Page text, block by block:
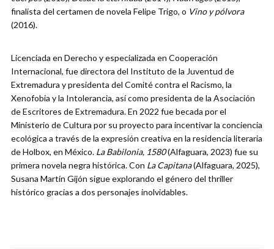
finalista del certamen de novela Felipe Trigo, o Vino y pólvora
(2016).
Licenciada en Derecho y especializada en Cooperación
Internacional, fue directora del Instituto de la Juventud de
Extremadura y presidenta del Comité contra el Racismo, la
Xenofobia y la Intolerancia, así como presidenta de la Asociación
de Escritores de Extremadura. En 2022 fue becada por el
Ministerio de Cultura por su proyecto para incentivar la conciencia
ecológica a través de la expresión creativa en la residencia literaria
de Holbox, en México. La Babilonia, 1580(Alfaguara, 2023) fue su
primera novela negra histórica. Con La Capitana(Alfaguara, 2025),
Susana Martín Gijón sigue explorando el género del thriller
histórico gracias a dos personajes inolvidables.